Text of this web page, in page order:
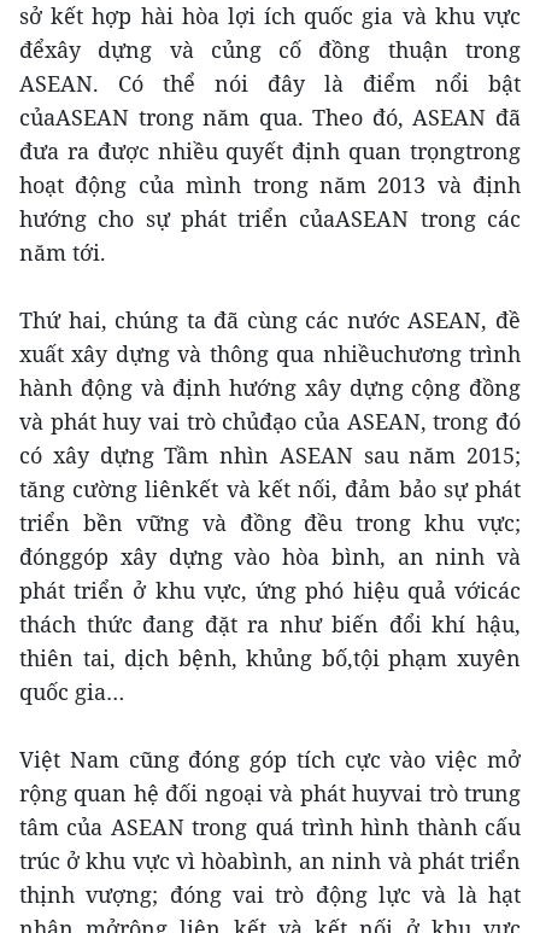
sở kết hợp hài hòa lợi ích quốc gia và khu vực
đểxây dựng và củng cố đồng thuận trong
ASEAN. Có thể nói đây là điểm nổi bật
củaASEAN trong năm qua. Theo đó, ASEAN đã
đưa ra được nhiều quyết định quan trọngtrong
hoạt động của mình trong năm 2013 và định
hướng cho sự phát triển củaASEAN trong các
năm tới.
Thứ hai, chúng ta đã cùng các nước ASEAN, đề
xuất xây dựng và thông qua nhiềuchương trình
hành động và định hướng xây dựng cộng đồng
và phát huy vai trò chủđạo của ASEAN, trong đó
có xây dựng Tầm nhìn ASEAN sau năm 2015;
tăng cường liênkết và kết nối, đảm bảo sự phát
triển bền vững và đồng đều trong khu vực;
đónggóp xây dựng vào hòa bình, an ninh và
phát triển ở khu vực, ứng phó hiệu quả vớicác
thách thức đang đặt ra như biến đổi khí hậu,
thiên tai, dịch bệnh, khủng bố,tội phạm xuyên
quốc gia…
Việt Nam cũng đóng góp tích cực vào việc mở
rộng quan hệ đối ngoại và phát huyvai trò trung
tâm của ASEAN trong quá trình hình thành cấu
trúc ở khu vực vì hòabình, an ninh và phát triển
thịnh vượng; đóng vai trò động lực và là hạt